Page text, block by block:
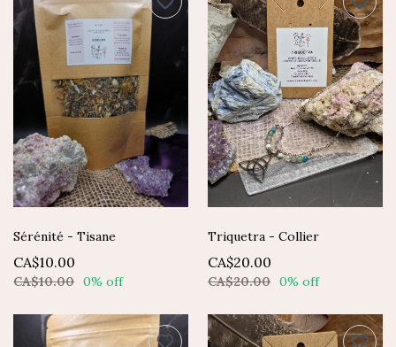
Sérénité - Tisane
CA$10.00
CA$10.00 0% off
Triquetra - Collier
CA$20.00
CA$20.00 0% off